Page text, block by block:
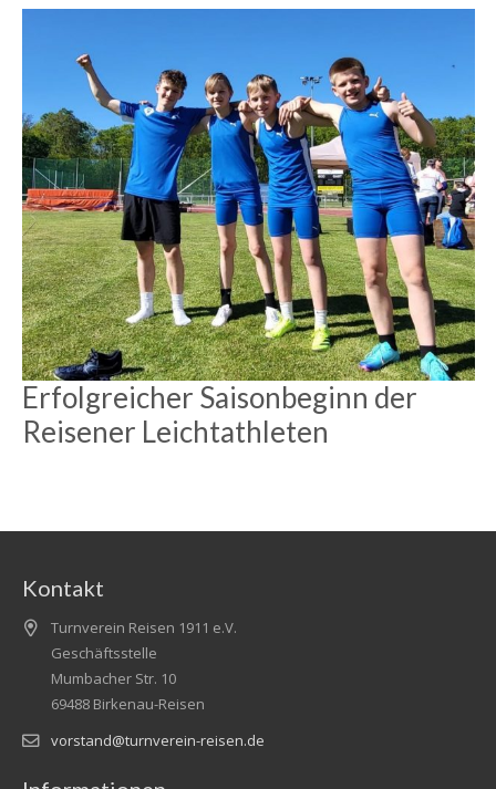
Erfolgreicher Saisonbeginn der
Reisener Leichtathleten
Kontakt
Turnverein Reisen 1911 e.V.
Geschäftsstelle
Mumbacher Str. 10
69488 Birkenau-Reisen
vorstand@turnverein-reisen.de